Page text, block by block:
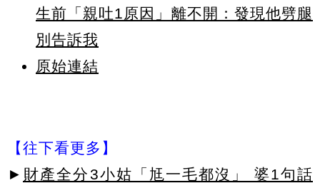
生前「親吐1原因」離不開：發現他劈腿
別告訴我
原始連結
【往下看更多】
► 財產全分3小姑「尪一毛都沒」 婆1句話